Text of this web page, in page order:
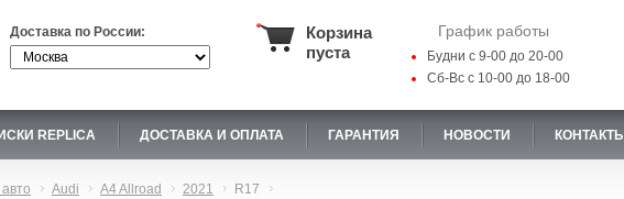
Доставка по России:
Корзина
пуста
График работы
Будни с 9-00 до 20-00
Сб-Вс с 10-00 до 18-00
REPLICA ДОСТАВКА И ОПЛАТА ГАРАНТИЯ НОВОСТИ КОНТАКТЫ
Audi A4 Allroad 2021 R17